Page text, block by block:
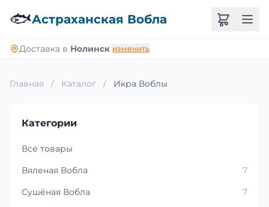
🐟Астраханская Вобла
Доставка в Нолинск изменить
Главная / Каталог / Икра Воблы
Категории
Все товары
Вяленая Вобла
7
Сушёная Вобла
7